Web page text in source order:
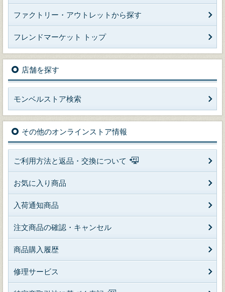
ファクトリー・アウトレットから探す
フレンドマーケット トップ
店舗を探す
モンベルストア検索
その他のオンラインストア情報
ご利用方法と返品・交換について
お気に入り商品
入荷通知商品
注文商品の確認・キャンセル
商品購入履歴
修理サービス